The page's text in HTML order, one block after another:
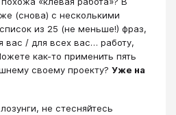
(снова) с несколькими
из 25 (не меньше!) фраз,
вас / для всех вас… работу,
как-то применить пять
своему проекту? Уже на
не стесняйтесь